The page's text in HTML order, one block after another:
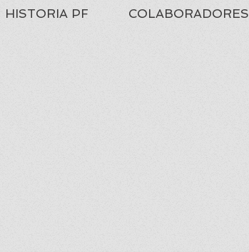
HISTORIA PF COLABORADORES